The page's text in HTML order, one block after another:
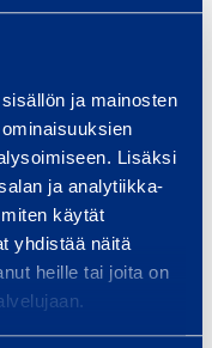
ja mainosten
Lisäksi
ja analytiikka-
käytät
yhdistää näitä
heille tai joita on
iso
ja
ja